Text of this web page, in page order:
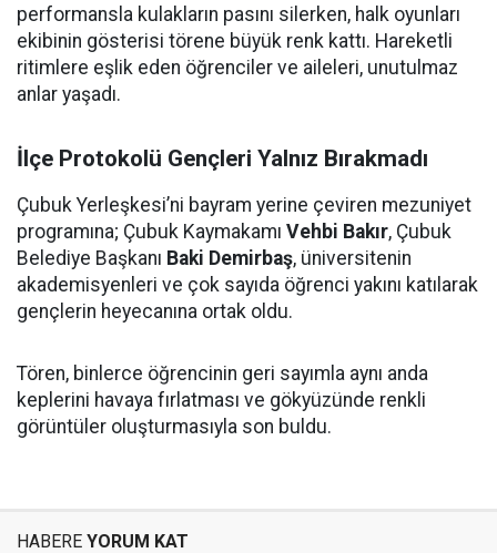
performansla kulakların pasını silerken, halk oyunları
ekibinin gösterisi törene büyük renk kattı. Hareketli
ritimlere eşlik eden öğrenciler ve aileleri, unutulmaz
anlar yaşadı.
İlçe Protokolü Gençleri Yalnız Bırakmadı
Çubuk Yerleşkesi’ni bayram yerine çeviren mezuniyet
programına; Çubuk Kaymakamı Vehbi Bakır, Çubuk
Belediye Başkanı Baki Demirbaş, üniversitenin
akademisyenleri ve çok sayıda öğrenci yakını katılarak
gençlerin heyecanına ortak oldu.
Tören, binlerce öğrencinin geri sayımla aynı anda
keplerini havaya fırlatması ve gökyüzünde renkli
görüntüler oluşturmasıyla son buldu.
HABERE YORUM KAT